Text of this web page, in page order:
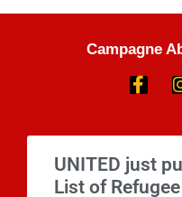
Campagne
UNITED just
List of